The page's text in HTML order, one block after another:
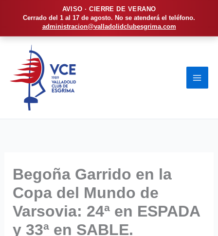
AVISO · CIERRE DE VERANO
Cerrado del 1 al 17 de agosto. No se atenderá el teléfono.
administracion@valladolidclubesgrima.com
contenido
Begoña Garrido en la
Copa del Mundo de
Varsovia: 24ª en ESPADA
y 33ª en SABLE.